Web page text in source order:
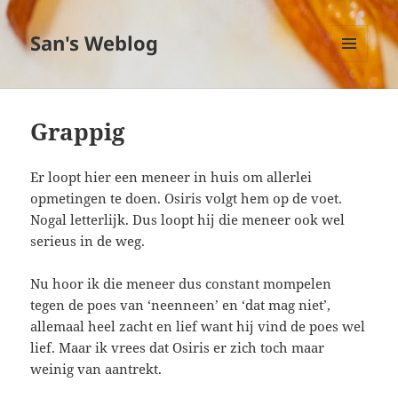
San's Weblog
MENU
EN
Grappig
Er loopt hier een meneer in huis om allerlei
opmetingen te doen. Osiris volgt hem op de voet.
Nogal letterlijk. Dus loopt hij die meneer ook wel
serieus in de weg.
Nu hoor ik die meneer dus constant mompelen
tegen de poes van ‘neenneen’ en ‘dat mag niet’,
allemaal heel zacht en lief want hij vind de poes wel
lief. Maar ik vrees dat Osiris er zich toch maar
weinig van aantrekt.